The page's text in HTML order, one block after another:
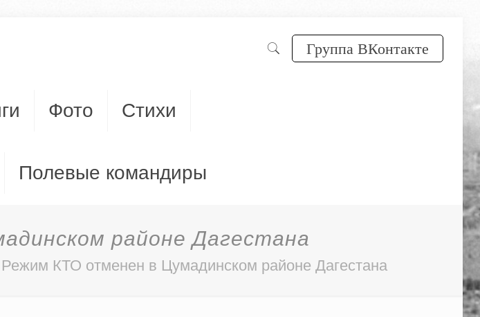
Фото Стихи
Полевые командиры
Группа ВКонтакте
районе Дагестана
Режим КТО отменен в Цумадинском районе Дагестана